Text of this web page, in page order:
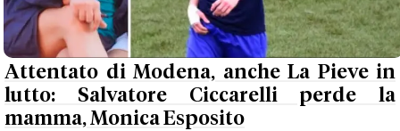
Attentato di Modena, anche La Pieve in
lutto: Salvatore Ciccarelli perde la
mamma, Monica Esposito